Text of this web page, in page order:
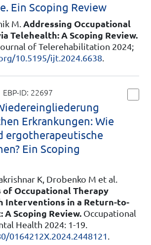
Ein Scoping Review
M. Addressing Occupational
Telehealth: A Scoping Review.
of Telerehabilitation 2024;
10.5195/ijt.2024.6638.
| EBP-ID: 22697
Erkrankungen: Wie
ergotherapeutische
Ein Scoping
K, Drobenko M et al.
Occupational Therapy
Interventions in a Return-to-
A Scoping Review. Occupational
Health 2024: 1-19.
0164212X.2024.2448121 .